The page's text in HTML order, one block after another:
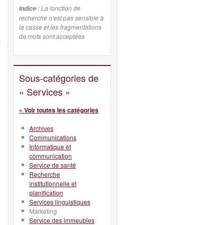
Indice : La fonction de
recherche n'est pas sensible à
la casse et les fragmentations
de mots sont acceptées
Sous-catégories de
« Services »
« Voir toutes les catégories
Archives
Communications
Informatique et
communication
Service de santé
Recherche
institutionnelle et
planification
Services linguistiques
Marketing
Service des immeubles